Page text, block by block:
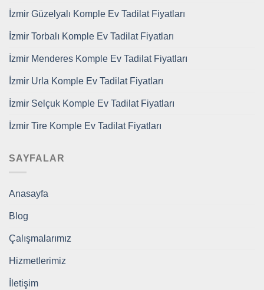
İzmir Güzelyalı Komple Ev Tadilat Fiyatları
İzmir Torbalı Komple Ev Tadilat Fiyatları
İzmir Menderes Komple Ev Tadilat Fiyatları
İzmir Urla Komple Ev Tadilat Fiyatları
İzmir Selçuk Komple Ev Tadilat Fiyatları
İzmir Tire Komple Ev Tadilat Fiyatları
SAYFALAR
Anasayfa
Blog
Çalışmalarımız
Hizmetlerimiz
İletişim